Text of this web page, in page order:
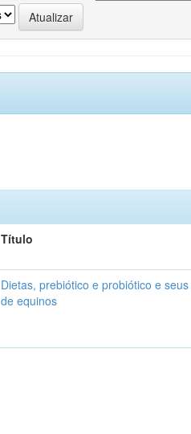
Título
Dietas, prebiótico e probiótico e
de equinos